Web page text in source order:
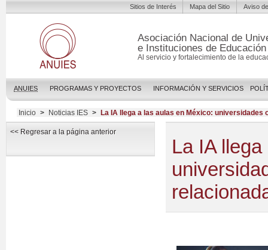
Asociación Nacional de
e Instituciones de
Al servicio y fortalecimiento de la
ANUIES PROGRAMAS Y PROYECTOS INFORMACIÓN Y SERVICIOS
Sitios de Interés Mapa del Sitio Aviso
Inicio > Noticias IES > La IA llega a las aulas en México:
<< Regresar a la página anterior
La IA